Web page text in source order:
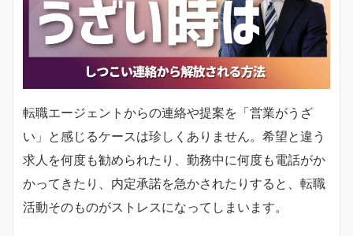
転職エージェントからの連絡や提案を「営業がうざ
い」と感じるケースは珍しくありません。希望と違う
求人を何度も勧められたり、勤務中に何度も電話がか
かってきたり、内定承諾を急かされたりすると、転職
活動そのものがストレスになってしまいます。